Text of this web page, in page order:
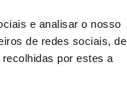
e analisar o nosso
de redes sociais, de
por estes a